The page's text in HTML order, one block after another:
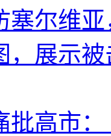
塞尔维
，展示
批高市